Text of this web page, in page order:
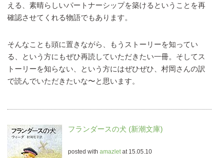
える、素晴らしいパートナーシップを築けるということを再
確認させてくれる物語でもあります。
そんなことも頭に置きながら、もうストーリーを知ってい
る、という方にもぜひ再読していただきたい一冊。そしてス
トーリーを知らない、という方にはぜひぜひ、村岡さんの訳
で読んでいただきたいな〜と思います。
フランダースの犬 (新潮文庫)
posted with amazlet at 15.05.10